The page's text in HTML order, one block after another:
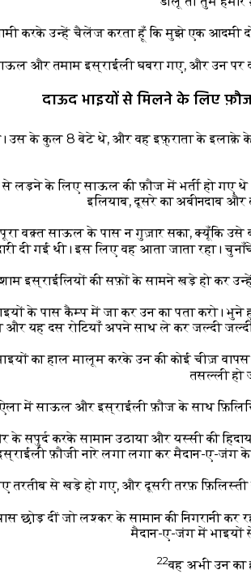
करके उन्हें चैलेंज करता हूँ कि मुझे एक आदमी
और तमाम इस्राईली घबरा गए, और उन पर
दाऊद भाइयों से मिलने के लिए
उस के कुल 8 बेटे थे, और वह इफ़्राता के इलाक़े
लड़ने के लिए साऊल की फ़ौज में भर्ती हो गए
इलियाब, दूसरे का अबीनदाब और
वक़्त साऊल के पास न गुज़ार सका, क्यूँकि उसे
दी गई थी। इस लिए वह आता जाता रहा।
इस्राईलियों की सफ़ों के सामने खड़े हो कर
के पास कैम्प में जा कर उन का पता करो।
और यह दस रोटियाँ अपने साथ ले कर जल्दी
भाइयों का हाल मालूम करके उन की कोई चीज़
तसल्ली हो
में साऊल और इस्राईली फ़ौज के साथ
सपुर्द करके सामान उठाया और यस्सी की
फ़ौजी नारे लगा लगा कर मैदान-ए-जंग
तरतीब से खड़े हो गए, और दूसरी तरफ़ फ़िलिस्ती
दीं जो लश्कर के सामान की निगरानी कर
मैदान-ए-जंग में भाइयों
22वह अभी उन का